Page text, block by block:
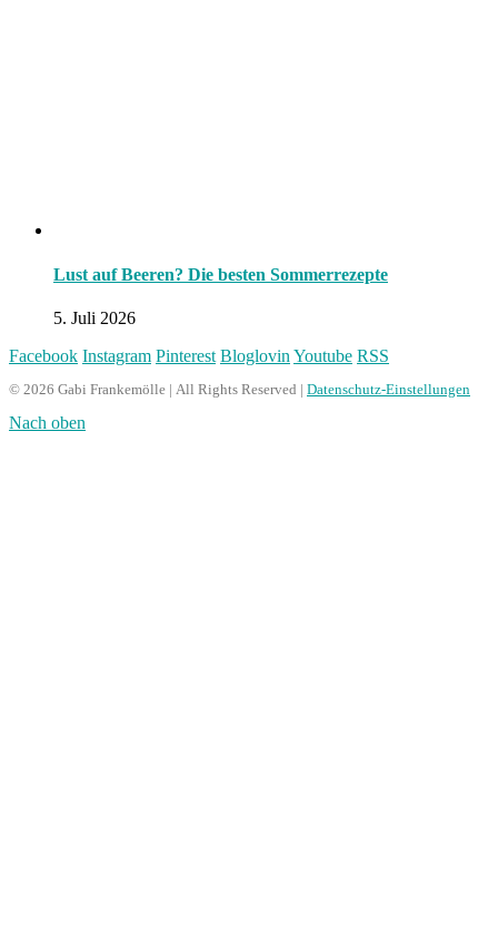
Lust auf Beeren? Die besten Sommerrezepte
5. Juli 2026
Facebook Instagram Pinterest Bloglovin Youtube RSS
© 2026 Gabi Frankemölle | All Rights Reserved | Datenschutz-Einstellungen
Nach oben